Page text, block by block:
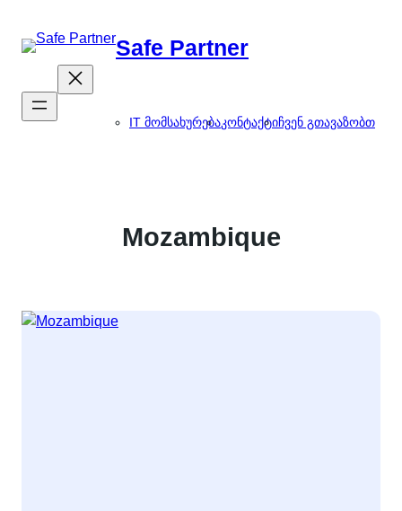
გადასვლა
Safe Partner
IT მომსახურებაკონტაქტიჩვენ გთავაზობთ
Mozambique